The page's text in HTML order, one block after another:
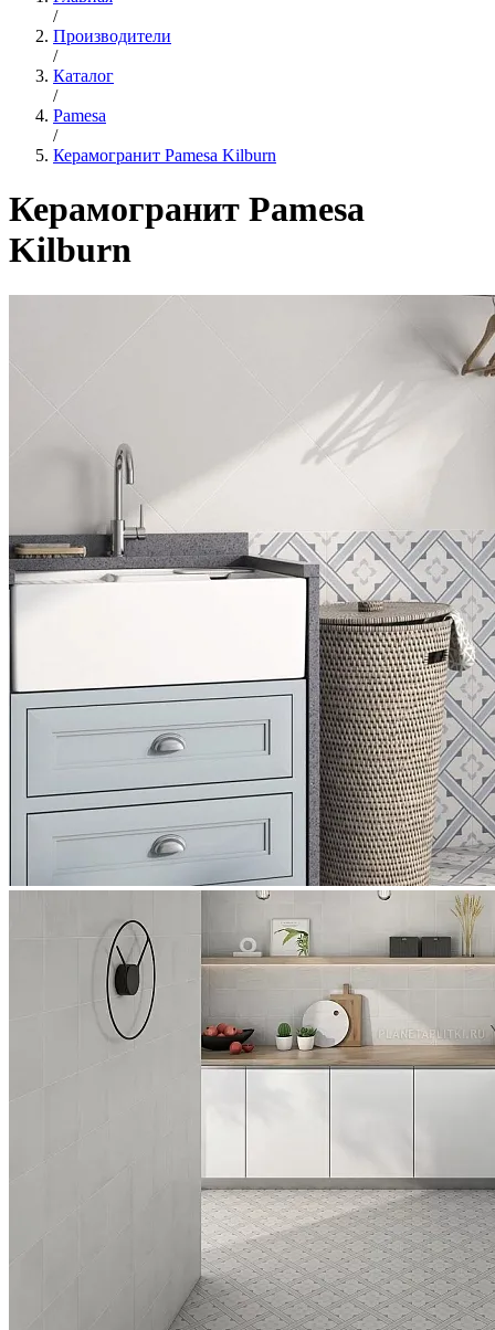
/
Производители
/
Каталог
/
Pamesa
/
Керамогранит Pamesa Kilburn
Керамогранит Pamesa
Kilburn